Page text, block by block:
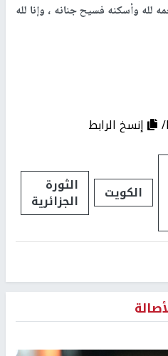
لله وأسكنه فسيح جنانه ، وإنا لله
إنسخ الرابط
الكويت الثورة
الجزائرية